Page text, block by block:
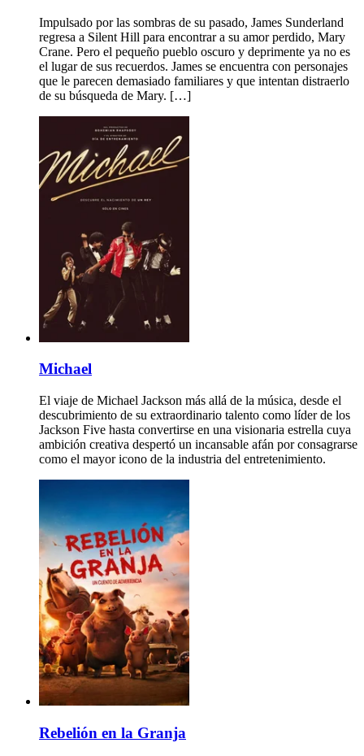
Impulsado por las sombras de su pasado, James Sunderland
regresa a Silent Hill para encontrar a su amor perdido, Mary
Crane. Pero el pequeño pueblo oscuro y deprimente ya no es
el lugar de sus recuerdos. James se encuentra con personajes
que le parecen demasiado familiares y que intentan distraerlo
de su búsqueda de Mary. […]
Michael
El viaje de Michael Jackson más allá de la música, desde el
descubrimiento de su extraordinario talento como líder de los
Jackson Five hasta convertirse en una visionaria estrella cuya
ambición creativa despertó un incansable afán por consagrarse
como el mayor icono de la industria del entretenimiento.
Rebelión en la Granja